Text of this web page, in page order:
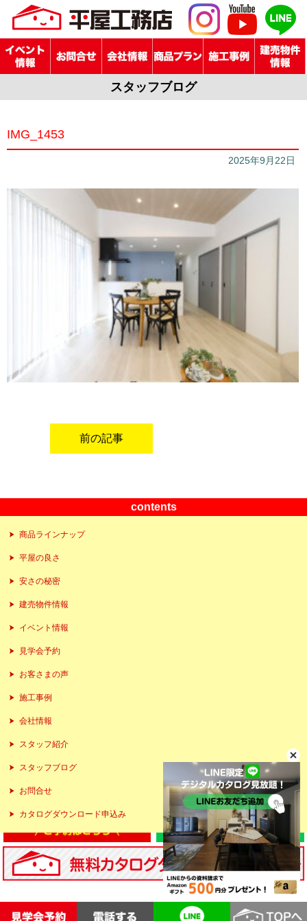
スタッフブログ
IMG_1453
2025年9月22日
前の記事
contents
商品ラインナップ
平屋の良さ
安さの秘密
建売物件情報
イベント情報
見学会予約
お客さまの声
施工事例
会社情報
スタッフ紹介
スタッフブログ
お問合せ
カタログダウンロード申込み